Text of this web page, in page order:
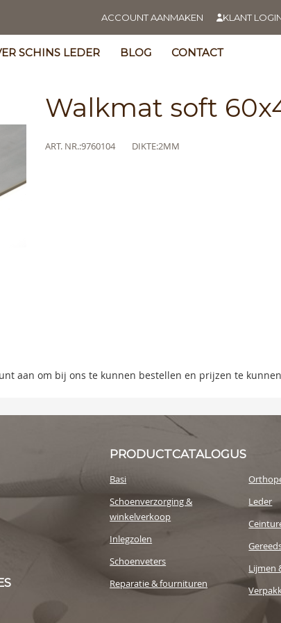
ACCOUNT AANMAKEN KLANT
SCHINS LEDER BLOG CONTACT
Walkmat soft
Meer
ART. NR.9760104 DIKTE2MM
aan om bij ons te kunnen bestellen en prijzen te
PRODUCTCATALOGUS
Basi
Schoenverzorging &
winkelverkoop
Inlegzolen
Schoenveters
Reparatie & fournituren
Leder
Lijmen